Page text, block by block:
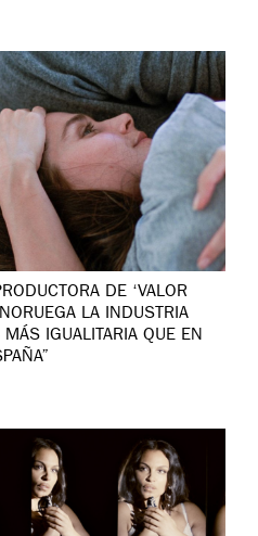
DE ‘VALOR
LA INDUSTRIA
IGUALITARIA QUE EN